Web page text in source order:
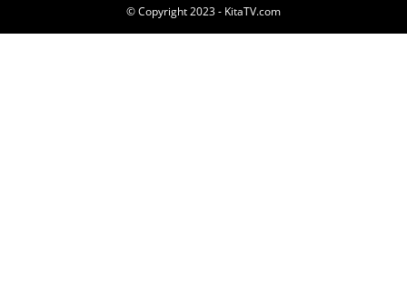
© Copyright 2023 - KitaTV.com